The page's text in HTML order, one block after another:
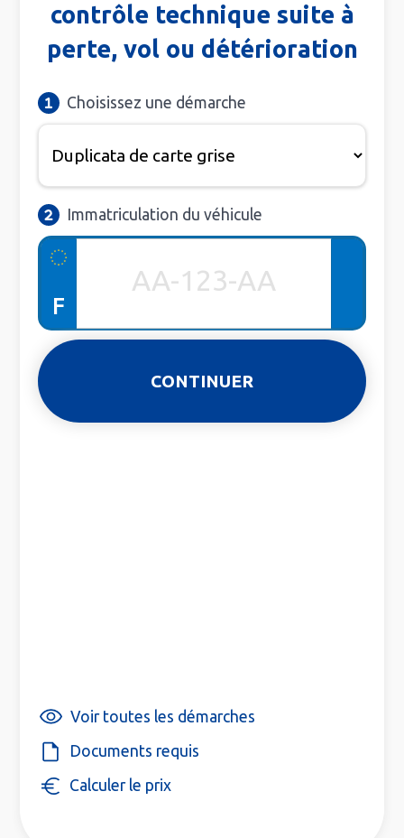
contrôle technique suite à
perte, vol ou détérioration
Choisissez une démarche
Immatriculation du véhicule
F
Voir toutes les démarches
Documents requis
Calculer le prix